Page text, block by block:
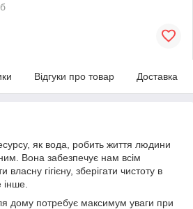
Відгуки про товар Доставка
як вода, робить життя людини
Вона забезпечує нам всім
власну гігієну, зберігати чистоту в
інше.
дому потребує максимум уваги при